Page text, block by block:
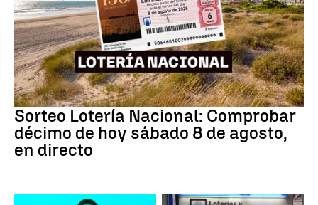
Lotería Nacional
Sorteo Lotería Nacional: Comprobar
décimo de hoy sábado 8 de agosto,
en directo